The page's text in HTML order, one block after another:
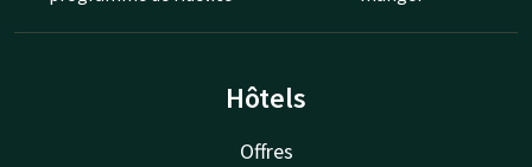
Hôtels
Offres